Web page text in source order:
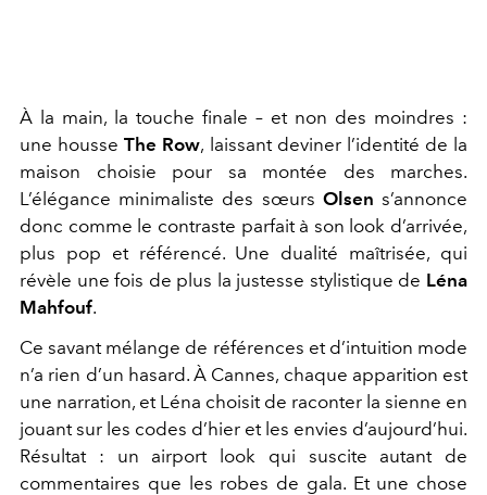
À la main, la touche finale – et non des moindres :
une housseThe Row, laissant deviner l’identité de la
maison choisie pour sa montée des marches.
L’élégance minimaliste des sœurs Olsen s’annonce
donc comme le contraste parfait à son look d’arrivée,
plus pop et référencé. Une dualité maîtrisée, qui
révèle une fois de plus la justesse stylistique de Léna
Mahfouf.
Ce savant mélange de références et d’intuition mode
n’a rien d’un hasard. À Cannes, chaque apparition est
une narration, et Léna choisit de raconter la sienne en
jouant sur les codes d’hier et les envies d’aujourd’hui.
Résultat : un airport look qui suscite autant de
commentaires que les robes de gala. Et une chose